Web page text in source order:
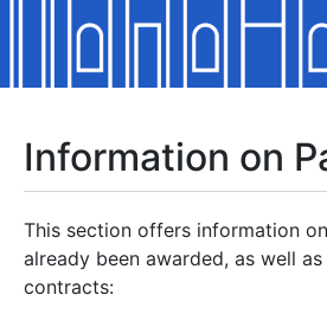
Show/Hide
Show/Hide
Information on
This section offers information
already been awarded, as well
contracts: